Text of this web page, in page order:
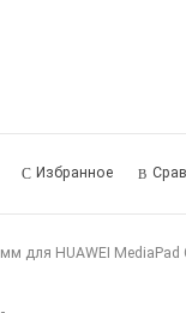
Избранное
для HUAWEI MediaPad